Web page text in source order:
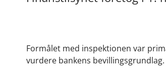
Formålet med inspektionen var
vurdere bankens bevillingsgrundlag.